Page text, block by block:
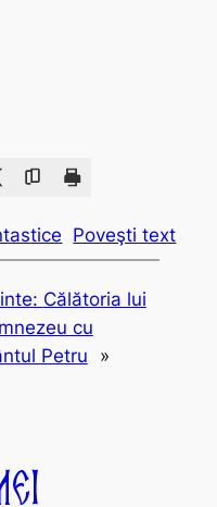
Poveşti text
Călătoria lui
cu
Petru
»